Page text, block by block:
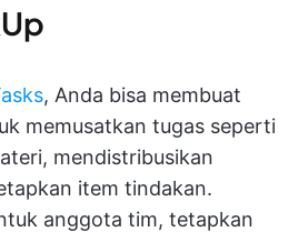
, Anda bisa membuat
memusatkan tugas seperti
mendistribusikan
item tindakan.
anggota tim, tetapkan